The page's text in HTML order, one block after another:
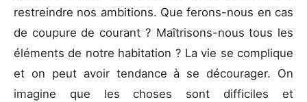
restreindre nos ambitions. Que ferons-nous en cas
de coupure de courant ? Maîtrisons-nous tous les
éléments de notre habitation ? La vie se complique
et on peut avoir tendance à se décourager. On
imagine que les choses sont difficiles et